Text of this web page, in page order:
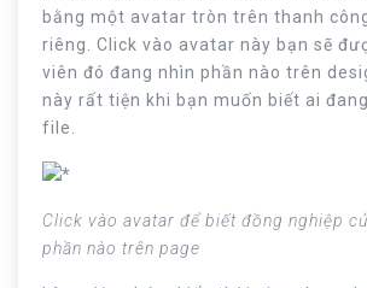
bằng một avatar tròn trên thanh
riêng. Click vào avatar này bạn sẽ
viên đó đang nhìn phần nào trên
này rất tiện khi bạn muốn biết ai
file.
Click vào avatar để biết đồng nghiệp
phần nào trên page